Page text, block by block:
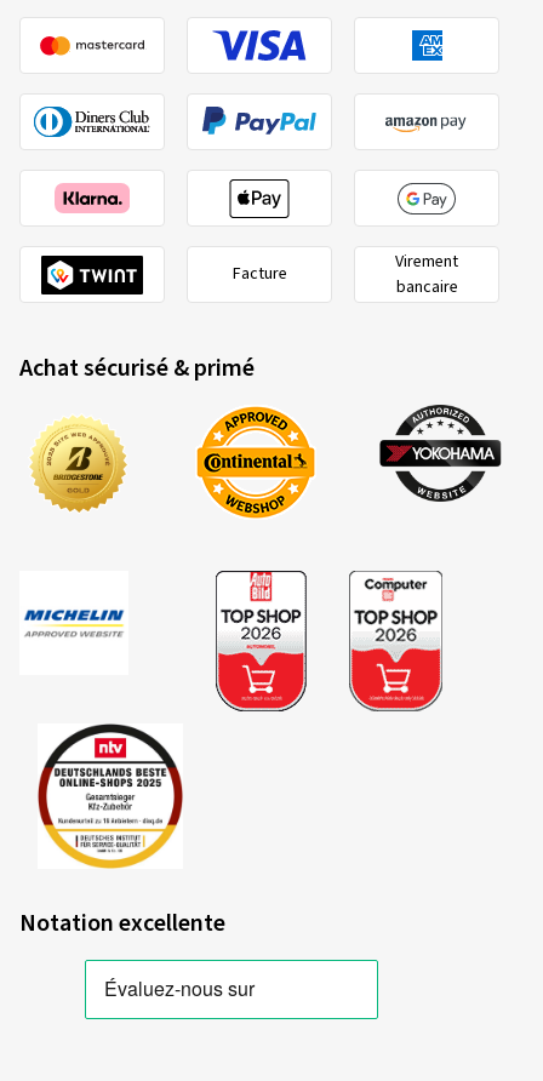
Facture
Virement
bancaire
Achat sécurisé & primé
Notation excellente